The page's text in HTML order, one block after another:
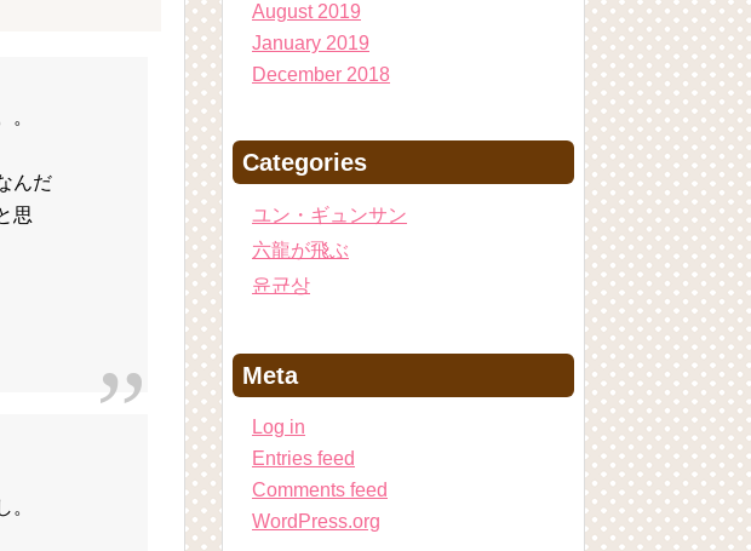
。
んだ
思
。
August 2019
January 2019
December 2018
Categories
ユン・ギュンサン
六龍が飛ぶ
윤균상
Meta
Log in
Entries feed
Comments feed
WordPress.org